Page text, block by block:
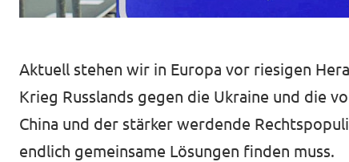
Datenschutz
Aktuell stehen wir in Europa vor riesigen
Krieg Russlands gegen die Ukraine und die
China und der stärker werdende
endlich gemeinsame Lösungen finden muss.